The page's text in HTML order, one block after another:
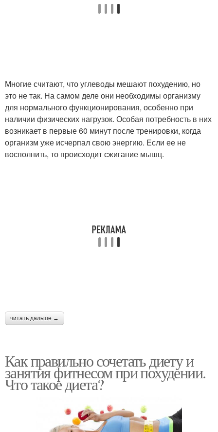
Многие считают, что углеводы мешают похудению, но
это не так. На самом деле они необходимы организму
для нормального функционирования, особенно при
наличии физических нагрузок. Особая потребность в них
возникает в первые 60 минут после тренировки, когда
организм уже исчерпал свою энергию. Если ее не
восполнить, то происходит сжигание мышц.
читать дальше →
Как правильно сочетать диету и
занятия фитнесом при похудении.
Что такое диета?